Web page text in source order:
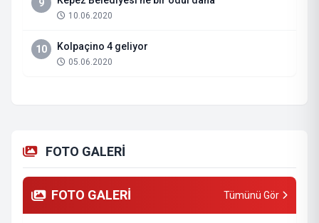
9
10.06.2020
10 Kolpaçino 4 geliyor
05.06.2020
FOTO GALERİ
FOTO GALERİ Tümünü Gör